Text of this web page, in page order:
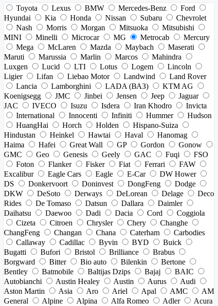
Toyota Lexus BMW Mercedes-Benz
Ford
Hyundai
Kia Honda Nissan Subaru
Chevrolet
Nash
Morris Morgan Mitsuoka
Mitsubishi
MINI
Minelli Microcar MG Metrocab
Mercury
Mega
McLaren Mazda Maybach
Maserati
Maruti
Marussia Marlin Marcos
Mahindra
Luxgen
Lucid LTI Lotus Logem
Lincoln
Ligier
Lifan Liebao Motor Landwind
Land Rover
Lancia
Lamborghini LADA (ВАЗ)
KTM AG
Koenigsegg
JMC Jinbei Jensen Jeep
Jaguar
JAC
IVECO Isuzu Isdera Iran Khodro
Invicta
International
Innocenti Infiniti Hummer
Hudson
HuangHai
Horch Holden
Hispano-Suiza
Hindustan
Heinkel Hawtai Haval
Hanomag
Haima
Hafei Great Wall GP Gordon
Gonow
GMC
Geo Genesis Geely GAC Fuqi
FSO
Foton
Flanker Fisker Fiat Ferrari
FAW
Excalibur
Eagle Cars Eagle E-Car
DW Hower
DS
Donkervoort Doninvest DongFeng
Dodge
DKW
DeSoto Derways DeLorean Delage
Deco
Rides
De Tomaso Datsun Dallara
Daimler
Daihatsu
Daewoo Dadi Dacia Cord
Coggiola
Cizeta
Citroen Chrysler Chery
Changhe
ChangFeng
Changan Chana Caterham
Carbodies
Callaway
Cadillac Byvin BYD
Buick
Bugatti
Bufori Bristol Brilliance
Brabus
Borgward
Bitter Bio auto Bilenkin
Bertone
Bentley
Batmobile Baltijas Dzips Bajaj
BAIC
Autobianchi
Austin Healey Austin Aurus
Audi
Aston Martin
Asia Aro Ariel Apal AMC
AM
General
Alpine Alpina Alfa Romeo Adler
Acura